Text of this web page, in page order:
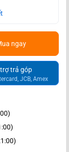
ngay
trả góp
JCB, Amex